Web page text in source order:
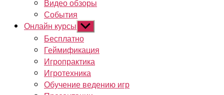
Видео обзоры
События
Онлайн курсы Показывать
подменю
Бесплатно
Геймификация
Игропрактика
Игротехника
Обучение ведению игр